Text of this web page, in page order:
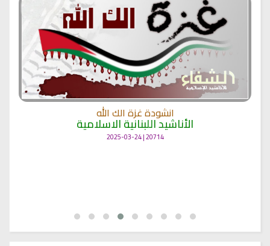
انشودة غزة الك الله
الأناشيد اللبنانية الاسلامية
20714 | 2025-03-24